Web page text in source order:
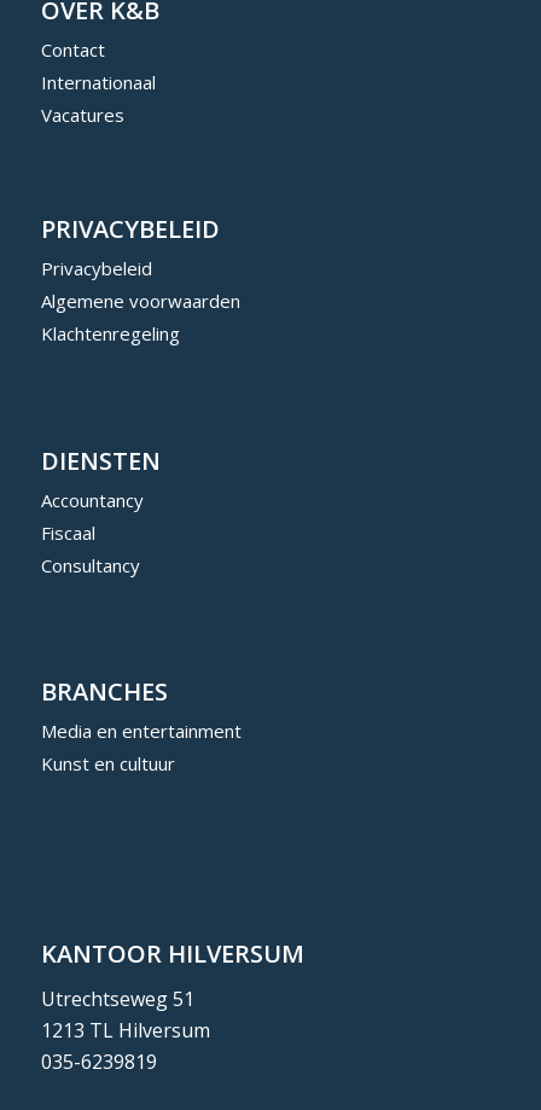
OVER K&B
Contact
Internationaal
Vacatures
PRIVACYBELEID
Privacybeleid
Algemene voorwaarden
Klachtenregeling
DIENSTEN
Accountancy
Fiscaal
Consultancy
BRANCHES
Media en entertainment
Kunst en cultuur
KANTOOR HILVERSUM
Utrechtseweg 51
1213 TL Hilversum
035-6239819